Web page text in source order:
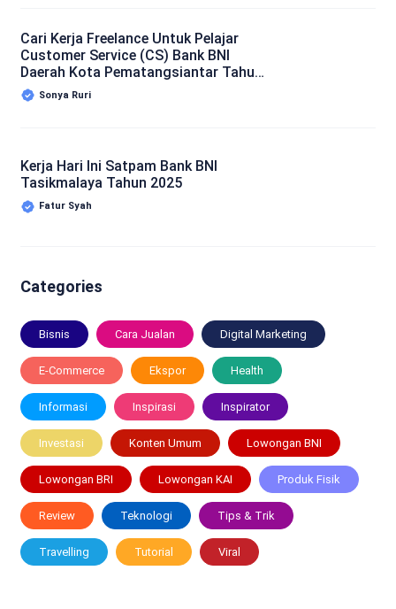
Cari Kerja Freelance Untuk Pelajar
Customer Service (CS) Bank BNI
Daerah Kota Pematangsiantar Tahun
2025Sonya Ruri
Kerja Hari Ini Satpam Bank BNI
Tasikmalaya Tahun 2025
Fatur Syah
Categories
Bisnis Cara Jualan Digital Marketing
E-Commerce Ekspor Health
Informasi Inspirasi Inspirator
Investasi Konten Umum Lowongan BNI
Lowongan BRI Lowongan KAI Produk Fisik
Review Teknologi Tips & Trik
Travelling Tutorial Viral